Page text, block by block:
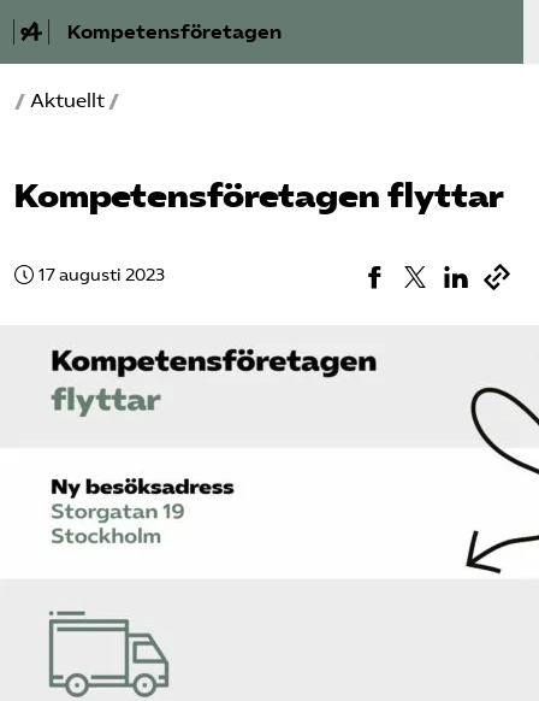
Kompetensföretagen
Aktuellt
Våra frågor
Om oss
Webbutik
Mina sidor
/ Aktuellt /
Kompetens­företagen flyttar
17 augusti 2023